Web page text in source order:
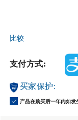
比较
支付方式:
买家保护:
产品在购买后一年内如发